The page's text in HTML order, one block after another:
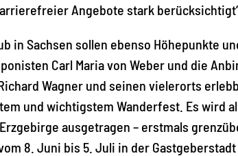
Angebote stark
in Sachsen sollen ebenso Höhepunkte
Carl Maria von Weber und die
Wagner und seinen vielerorts
und wichtigstem Wanderfest. Es
ausgetragen – erstmals
8. Juni bis 5. Juli in der